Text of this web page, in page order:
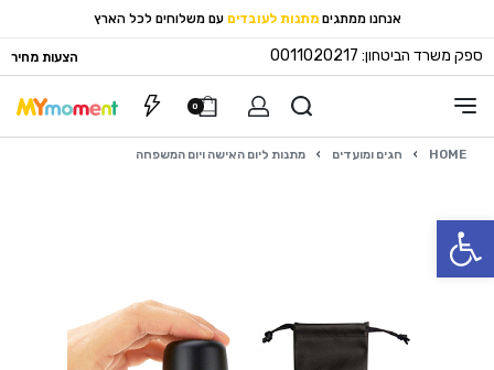
פתח סרגל נגישות
אנחנו ממתגים מתנות לעובדים עם משלוחים לכל הארץ
ספק משרד הביטחון: 0011020217 הצעות מחיר
0
HOME
› חגים ומועדים › מתנות ליום האישה ויום המשפחה